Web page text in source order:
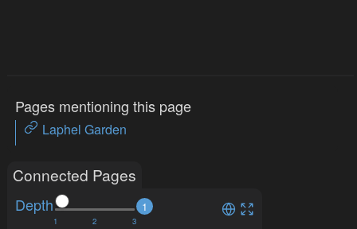
Connected Pages
Depth 1
Pages mentioning this page
Laphel Garden